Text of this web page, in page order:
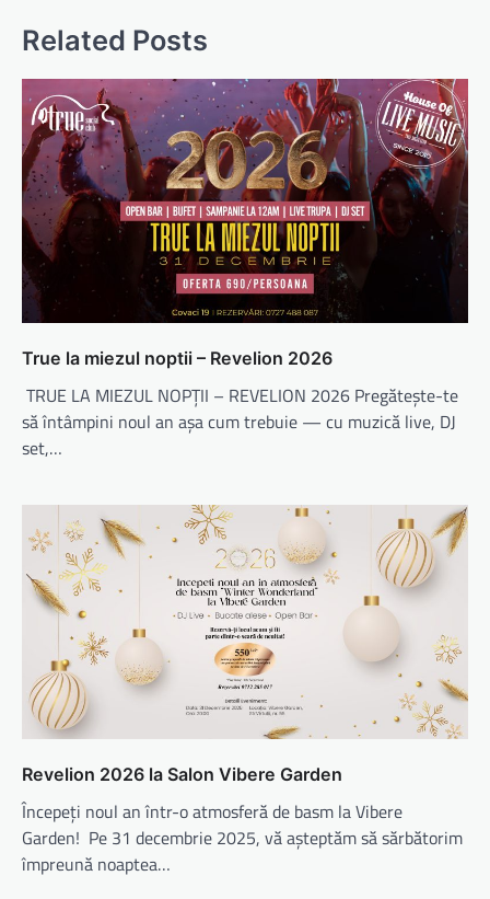
Related Posts
True la miezul noptii – Revelion 2026
TRUE LA MIEZUL NOPȚII – REVELION 2026 Pregătește-te
să întâmpini noul an așa cum trebuie — cu muzică live, DJ
set,…
Revelion 2026 la Salon Vibere Garden
Începeți noul an într-o atmosferă de basm la Vibere
Garden! Pe 31 decembrie 2025, vă așteptăm să sărbătorim
împreună noaptea…